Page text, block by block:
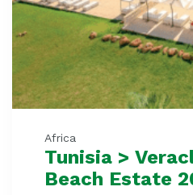
Africa
Tunisia >
Beach Estate